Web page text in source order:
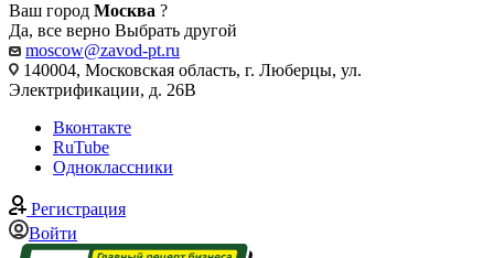
Ваш город Москва ?
Да, все верно Выбрать другой
moscow@zavod-pt.ru
140004, Московская область, г. Люберцы, ул.
Электрификации, д. 26В
Вконтакте
RuTube
Одноклассники
Регистрация
Войти